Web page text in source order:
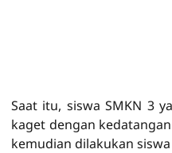
Saat itu, siswa SMKN 3
kaget dengan
kemudian dilakukan siswa